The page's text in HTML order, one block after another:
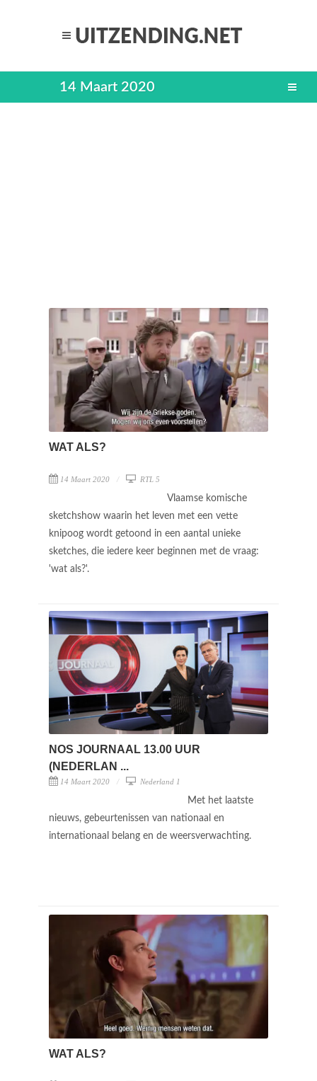
14 Maart 2020
WAT ALS?
14 Maart 2020 RTL 5
Vlaamse komische
sketchshow waarin het leven met een vette
knipoog wordt getoond in een aantal unieke
sketches, die iedere keer beginnen met de vraag:
'wat als?'.
NOS JOURNAAL 13.00 UUR
(NEDERLAN ...
14 Maart 2020 Nederland 1
Met het laatste
nieuws, gebeurtenissen van nationaal en
internationaal belang en de weersverwachting.
WAT ALS?